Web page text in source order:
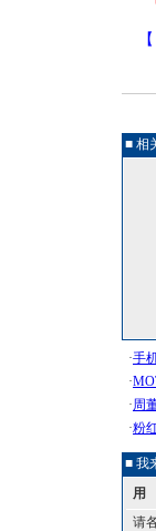
■ 相
■ 我
用
请